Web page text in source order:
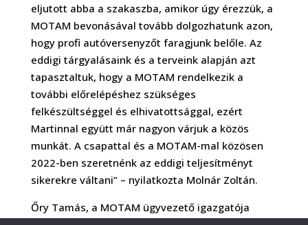
eljutott abba a szakaszba, amikor úgy érezzük, a
MOTAM bevonásával tovább dolgozhatunk azon,
hogy profi autóversenyzőt faragjunk belőle. Az
eddigi tárgyalásaink és a terveink alapján azt
tapasztaltuk, hogy a MOTAM rendelkezik a
további előrelépéshez szükséges
felkészültséggel és elhivatottsággal, ezért
Martinnal együtt már nagyon várjuk a közös
munkát. A csapattal és a MOTAM-mal közösen
2022-ben szeretnénk az eddigi teljesítményt
sikerekre váltani” – nyilatkozta Molnár Zoltán.
Őry Tamás, a MOTAM ügyvezető igazgatója